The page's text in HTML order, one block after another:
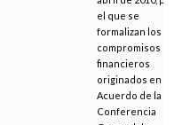
el que se
formalizan los
compromisos
financieros
originados en el
Acuerdo de la
Conferencia